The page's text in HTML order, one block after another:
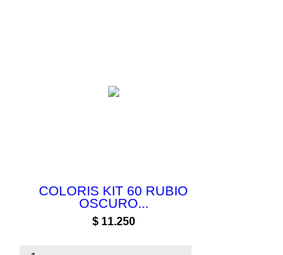
COLORIS KIT 60 RUBIO
OSCURO...
Precio
$ 11.250